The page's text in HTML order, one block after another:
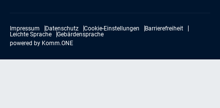
Impressum Datenschutz Cookie-Einstellungen
Barrierefreiheit
Leichte Sprache
Gebärdensprache
powered by Komm.ONE